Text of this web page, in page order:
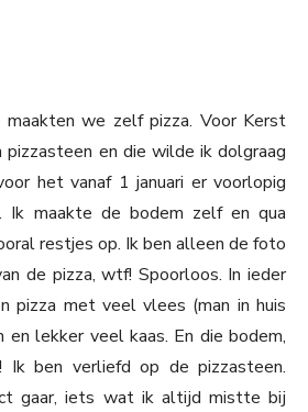
maakten we zelf pizza. Voor Kerst
pizzasteen en die wilde ik dolgraag
het vanaf 1 januari er voorlopig
Ik maakte de bodem zelf en qua
restjes op. Ik ben alleen de foto
de pizza, wtf! Spoorloos. In ieder
pizza met veel vlees (man in huis
en lekker veel kaas. En die bodem,
Ik ben verliefd op de pizzasteen.
gaar, iets wat ik altijd mistte bij